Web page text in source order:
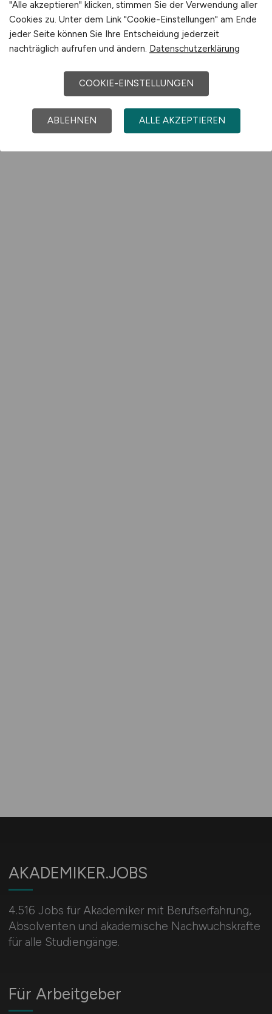
AKADEMIKER.JOBS
4.516 Jobs für Akademiker mit Berufserfahrung,
Absolventen und akademische Nachwuchskräfte
für alle Studiengänge.
Für Arbeitgeber
"Alle akzeptieren" klicken, stimmen Sie der Verwendung aller
Cookies zu. Unter dem Link "Cookie-Einstellungen" am Ende
jeder Seite können Sie Ihre Entscheidung jederzeit
nachträglich aufrufen und ändern. Datenschutzerklärung
COOKIE-EINSTELLUNGEN
ABLEHNEN ALLE AKZEPTIEREN